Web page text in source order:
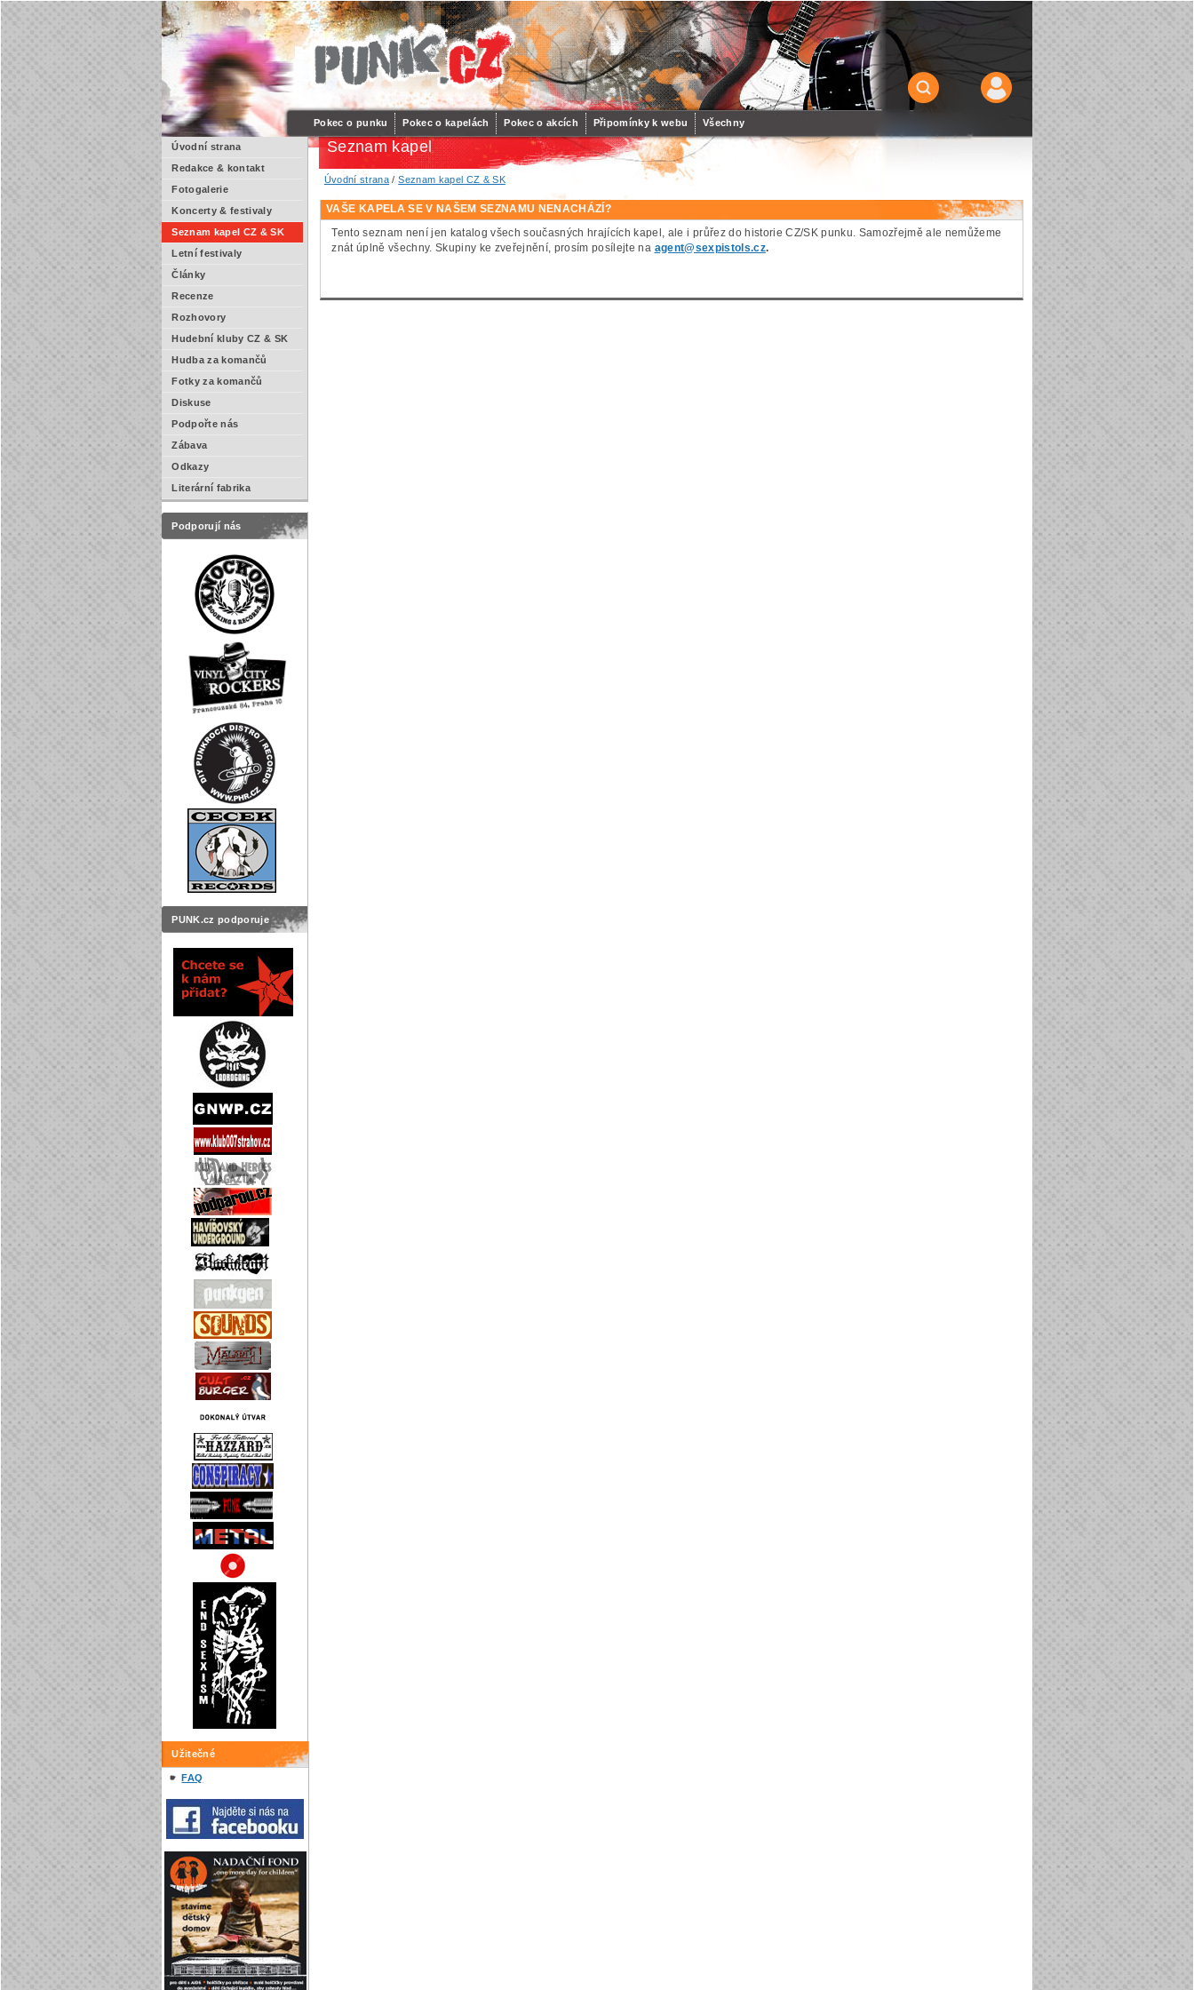
Pokec o punku Pokec o kapelách Pokec o akcích Připomínky k webu Všechny
Úvodní strana
Redakce & kontakt
Fotogalerie
Koncerty & festivaly
Seznam kapel CZ & SK
Letní festivaly
Články
Recenze
Rozhovory
Hudební kluby CZ & SK
Hudba za komančů
Fotky za komančů
Diskuse
Podpořte nás
Zábava
Odkazy
Literární fabrika
Podporují nás
PUNK.cz podporuje
Seznam kapel
Úvodní strana /Seznam kapel CZ & SK
Užitečné
FAQ
VAŠE KAPELA SE V NAŠEM SEZNAMU NENACHÁZÍ?
Tento seznam není jen katalog všech současných hrajících kapel, ale i průřez do historie CZ/SK punku. Samozřejmě ale nemůžeme
znát úplně všechny. Skupiny ke zveřejnění, prosím posílejte na agent@sexpistols.cz.